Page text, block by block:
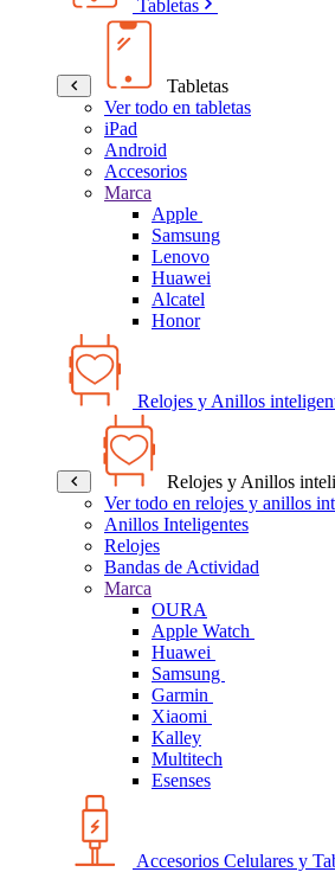
Tabletas
Tabletas
Ver todo en tabletas
iPad
Android
Accesorios
Marca
Apple
Samsung
Lenovo
Huawei
Alcatel
Honor
Relojes y Anillos
Relojes y Anillos
Ver todo en relojes y anillos
Anillos Inteligentes
Relojes
Bandas de Actividad
Marca
OURA
Apple Watch
Huawei
Samsung
Garmin
Xiaomi
Kalley
Multitech
Esenses
Accesorios Celulares y